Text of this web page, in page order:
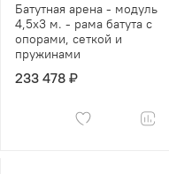
Батутная арена - модуль
4,5х3 м. - рама батута с
опорами, сеткой и
пружинами
233 478 ₽